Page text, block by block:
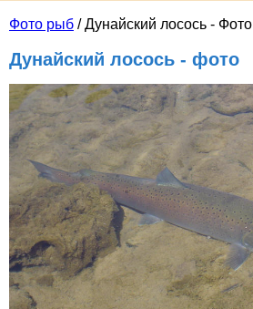
Фото рыб / Дунайский лосось - Фото
Дунайский лосось - фото